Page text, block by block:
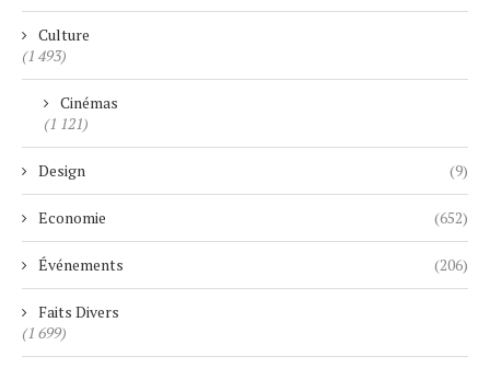
Culture
(1 493)
Cinémas
(1 121)
Design (9)
Economie (652)
Événements (206)
Faits Divers
(1 699)